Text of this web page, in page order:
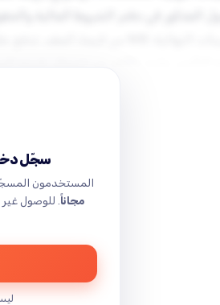
سجّل
المستخدمون
مجاناً . للوصول